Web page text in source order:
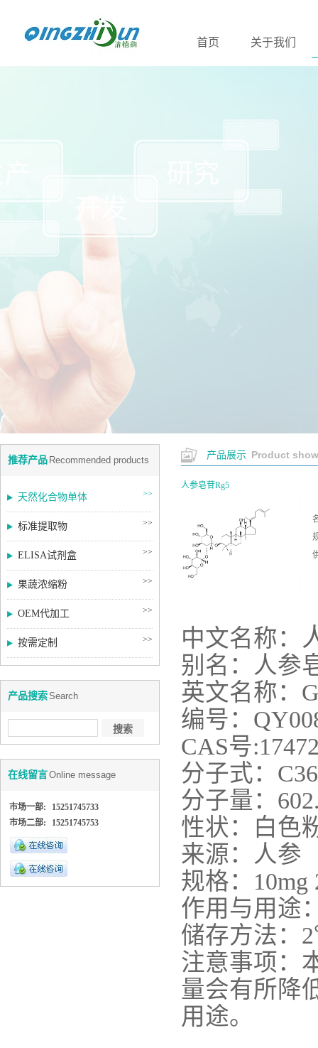
首页 关于我们
推荐产品 Recommended products
天然化合物单体 >>
标准提取物 >>
ELISA试剂盒 >>
果蔬浓缩粉 >>
OEM代加工 >>
按需定制 >>
产品搜索Search
在线留言Online message
市场一部:
15251745733
市场二部:
15251745753
产品展示 Product show
人参皂苷Rg5
中文名称：
别名： 人参
英文名称：
编号：
CAS号:
分子式： C36
分子量：
性状：
白色
来源： 人参
规格： 10mg
作用与用途
储存方法： 2
注意事项：
量会有所降
用途。